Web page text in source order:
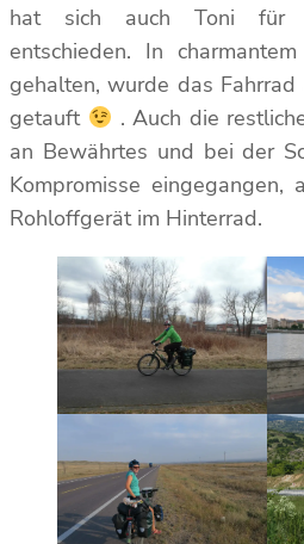
hat sich auch Toni für
entschieden. In
gehalten, wurde das
getauft
. Auch die
an Bewährtes und bei der
Kompromisse eingegangen,
Rohloffgerät im Hinterrad.